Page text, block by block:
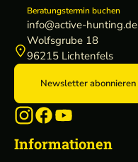
Beratungstermin buchen
info@active-hunting.de
Wolfsgrube 18
96215 Lichtenfels
Newsletter abonnieren
Informationen